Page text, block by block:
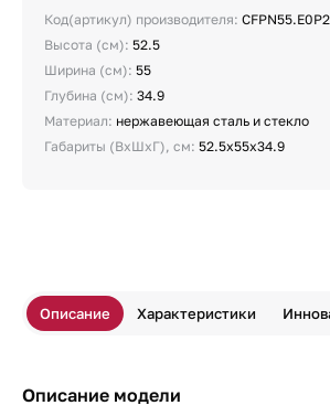
Код(артикул) производителя:
Высота (см): 52.5
Ширина (см): 55
Глубина (см): 34.9
Материал: нержавеющая сталь и стекло
Габариты (ВхШхГ), см: 52.5х55х34.9
Описание Характеристики
Описание модели